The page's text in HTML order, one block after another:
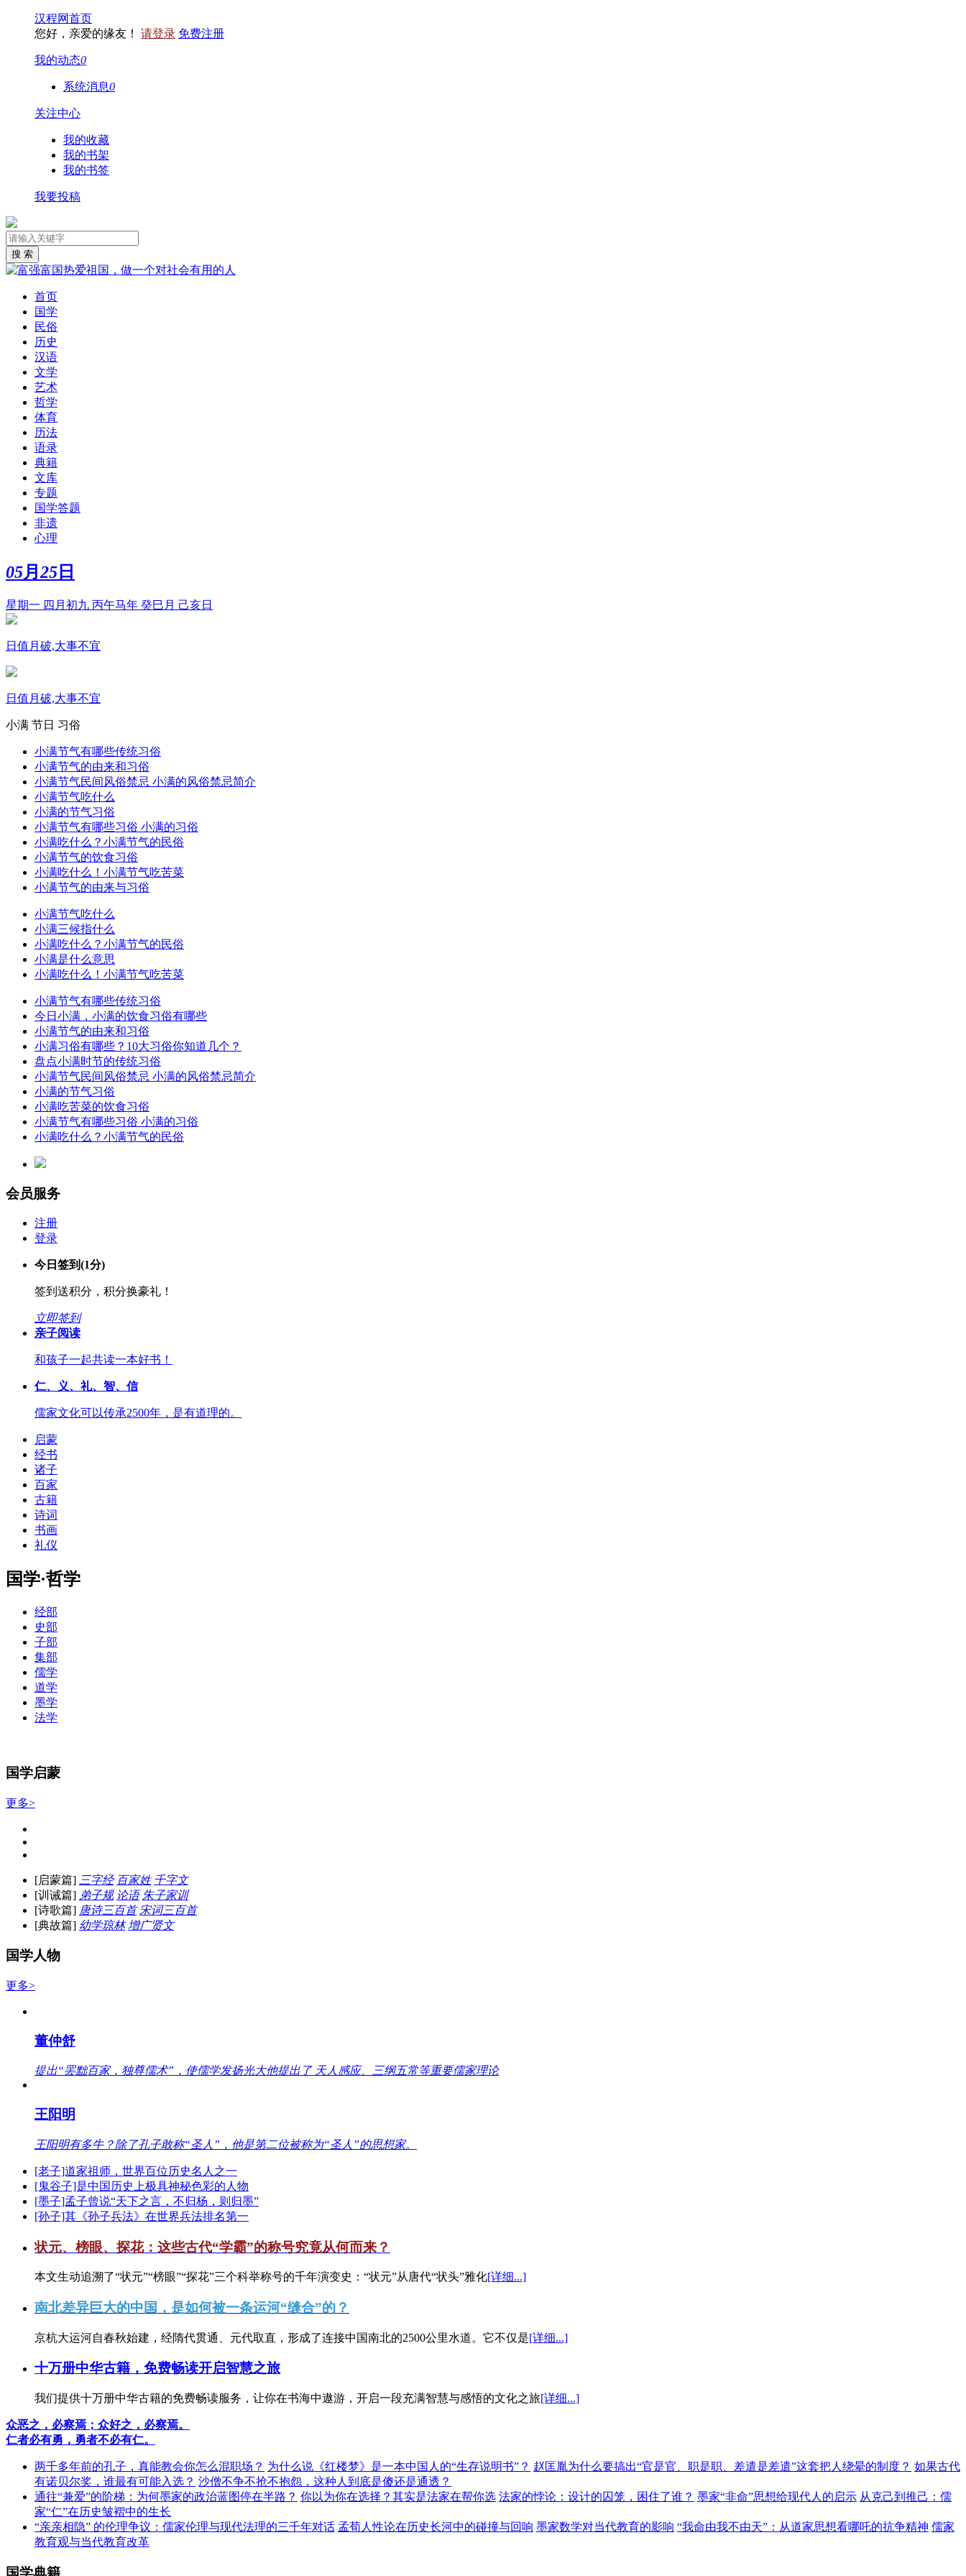
汉程网首页
您好，亲爱的缘友！ 请登录 免费注册
我的动态0
系统消息0
关注中心
我的收藏
我的书架
我的书签
我要投稿
首页
国学
民俗
历史
汉语
文学
艺术
哲学
体育
历法
语录
典籍
文库
专题
国学答题
非遗
心理
05月 25 日
星期一 四月初九 丙午马年 癸巳月 己亥日
日值月破,大事不宜
日值月破,大事不宜
小满 节日 习俗
小满节气有哪些传统习俗
小满节气的由来和习俗
小满节气民间风俗禁忌 小满的风俗禁忌简介
小满节气吃什么
小满的节气习俗
小满节气有哪些习俗 小满的习俗
小满吃什么？小满节气的民俗
小满节气的饮食习俗
小满吃什么！小满节气吃苦菜
小满节气的由来与习俗
小满节气吃什么
小满三候指什么
小满吃什么？小满节气的民俗
小满是什么意思
小满吃什么！小满节气吃苦菜
小满节气有哪些传统习俗
今日小满，小满的饮食习俗有哪些
小满节气的由来和习俗
小满习俗有哪些？10大习俗你知道几个？
盘点小满时节的传统习俗
小满节气民间风俗禁忌 小满的风俗禁忌简介
小满的节气习俗
小满吃苦菜的饮食习俗
小满节气有哪些习俗 小满的习俗
小满吃什么？小满节气的民俗
会员服务
注册
登录
今日签到(1分)
签到送积分，积分换豪礼！
立即签到
亲子阅读
和孩子一起共读一本好书！
仁、义、礼、智、信
儒家文化可以传承2500年，是有道理的。
启蒙
经书
诸子
百家
古籍
诗词
书画
礼仪
国学·哲学
经部
史部
子部
集部
儒学
道学
墨学
法学
国学启蒙
更多>
[启蒙篇] 三字经 百家姓 千字文
[训诫篇] 弟子规 论语 朱子家训
[诗歌篇] 唐诗三百首 宋词三百首
[典故篇] 幼学琼林 增广贤文
国学人物
更多>
董仲舒
提出“罢黜百家，独尊儒术”，使儒学发扬光大他提出了 天人感应、三纲五常等重要儒家理论
王阳明
王阳明有多牛？除了孔子敢称“圣人”，他是第二位被称为“圣人”的思想家。
[老子]道家祖师，世界百位历史名人之一
[鬼谷子]是中国历史上极具神秘色彩的人物
[墨子]孟子曾说“天下之言，不归杨，则归墨”
[孙子]其《孙子兵法》在世界兵法排名第一
状元、榜眼、探花：这些古代“学霸”的称号究竟从何而来？
本文生动追溯了“状元”“榜眼”“探花”三个科举称号的千年演变史：“状元”从唐代“状头”雅化[详细...]
南北差异巨大的中国，是如何被一条运河“缝合”的？
京杭大运河自春秋始建，经隋代贯通、元代取直，形成了连接中国南北的2500公里水道。它不仅是[详细...]
十万册中华古籍，免费畅读开启智慧之旅
我们提供十万册中华古籍的免费畅读服务，让你在书海中遨游，开启一段充满智慧与感悟的文化之旅[详细...]
众恶之，必察焉；众好之，必察焉。
仁者必有勇，勇者不必有仁。
两千多年前的孔子，真能教会你怎么混职场？ 为什么说《红楼梦》是一本中国人的“生存说明书”？ 赵匡胤为什么要搞出“官是官、职是职、差遣是差遣”这套把人绕晕的制度？ 如果古代
有诺贝尔奖，谁最有可能入选？ 沙僧不争不抢不抱怨，这种人到底是傻还是通透？
通往“兼爱”的阶梯：为何墨家的政治蓝图停在半路？ 你以为你在选择？其实是法家在帮你选 法家的悖论：设计的囚笼，困住了谁？ 墨家“非命”思想给现代人的启示 从克己到推己：儒
家“仁”在历史皱褶中的生长
“亲亲相隐” 的伦理争议：儒家伦理与现代法理的三千年对话 孟荀人性论在历史长河中的碰撞与回响 墨家数学对当代教育的影响 “我命由我不由天”：从道家思想看哪吒的抗争精神 儒家
教育观与当代教育改革
国学典籍